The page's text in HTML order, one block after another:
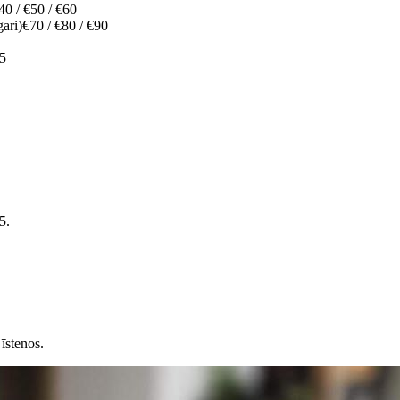
/ €50 / €60
€70 / €80 / €90